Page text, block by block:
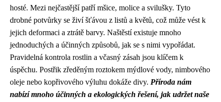
hosté. Mezi nejčastější patří mšice, molice a svilušky. Tyto
drobné potvůrky se živí šťávou z listů a květů, což může vést k
jejich deformaci a ztrátě barvy. Naštěstí existuje mnoho
jednoduchých a účinných způsobů, jak se s nimi vypořádat.
Pravidelná kontrola rostlin a včasný zásah jsou klíčem k
úspěchu. Postřik zředěným roztokem mýdlové vody, nimbového
oleje nebo kopřivového výluhu dokáže divy. Příroda nám
nabízí mnoho účinných a ekologických řešení, jak udržet naše